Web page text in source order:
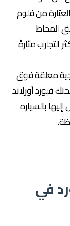
من فلوم
المحاط
مثارةً
معلقة فوق
مترًا، يمتد تحتك فيورد أورلاند
بالسيارة
في